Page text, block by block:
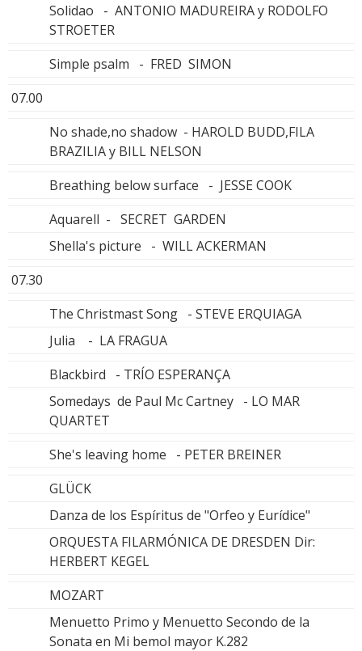
Solidao - ANTONIO MADUREIRA y RODOLFO
STROETER
Simple psalm - FRED SIMON
07.00
No shade,no shadow - HAROLD BUDD,FILA
BRAZILIA y BILL NELSON
Breathing below surface - JESSE COOK
Aquarell - SECRET GARDEN
Shella's picture - WILL ACKERMAN
07.30
The Christmast Song - STEVE ERQUIAGA
Julia - LA FRAGUA
Blackbird - TRÍO ESPERANÇA
Somedays de Paul Mc Cartney - LO MAR
QUARTET
She's leaving home - PETER BREINER
GLÜCK
Danza de los Espíritus de "Orfeo y Eurídice"
ORQUESTA FILARMÓNICA DE DRESDEN Dir:
HERBERT KEGEL
MOZART
Menuetto Primo y Menuetto Secondo de la
Sonata en Mi bemol mayor K.282